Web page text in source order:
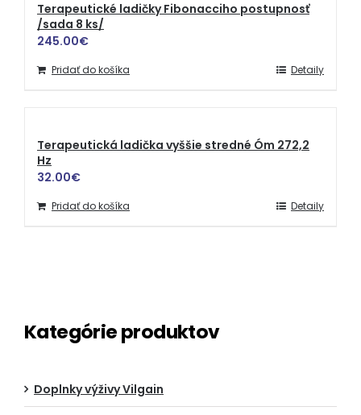
Terapeutické ladičky Fibonacciho postupnosť
/sada 8 ks/
245.00€
Pridať do košíka Detaily
Terapeutická ladička vyššie stredné Óm 272,2
Hz
32.00€
Pridať do košíka Detaily
Kategórie produktov
Doplnky výživy Vilgain